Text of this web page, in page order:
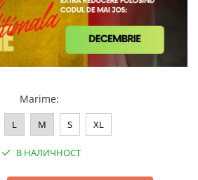
Marime:
L M S XL
В НАЛИЧНОСТ